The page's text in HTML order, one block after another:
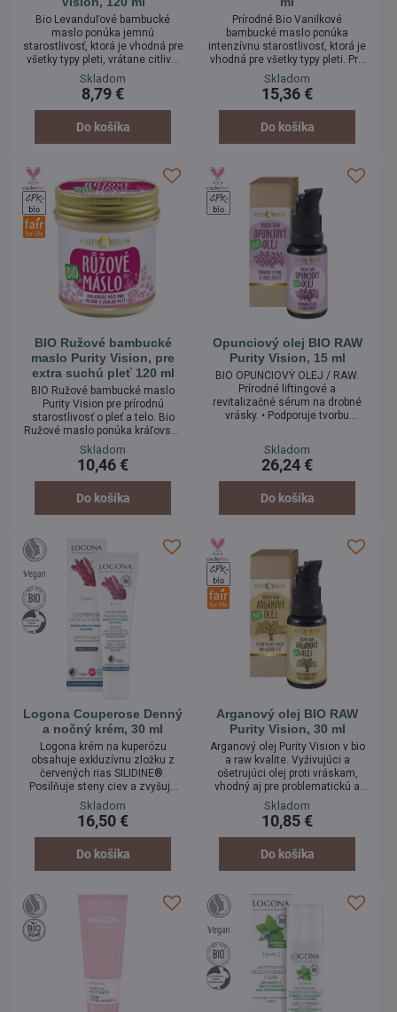
Bio Levanduľové bambucké
maslo ponúka jemnú
starostlivosť, ktorá je vhodná pre
všetky typy pleti, vrátane citlivej
pokožky a pokožky bábätiek.
Pomáha upokojiť podráždenie,
hodí sa tak aj pre problematickú
pokožku. Obľúbite si ho najmä
pre jeho upokojujúcu vôňu a
Skladom
8,79 €
Do košíka
Prírodné Bio Vanilkové
bambucké maslo ponúka
intenzívnu starostlivosť, ktorá je
vhodná pre všetky typy pleti. Pre
svoje ošetrujúce vlastnosti si ho
obľúbi najmä suchá a zrelá pleť.
Je vynikajúce ako ošetrujúce
telové maslo, ochranný krém
alebo zjemňujúci balzam na
Skladom
15,36 €
Do košíka
BIO Ružové bambucké
maslo Purity Vision, pre
extra suchú pleť 120 ml
BIO Ružové bambucké maslo
Purity Vision pre prírodnú
starostlivosť o pleť a telo. Bio
Ružové maslo ponúka kráľovskú
starostlivosť, ktorá je určená pre
všetky typy pleti. Je výborným
pomocníkom v starostlivosti
najmä o suchú a zrelú pokožku,
ktorú zanecháva vyživenú a
Skladom
10,46 €
Do košíka
Opunciový olej BIO RAW
Purity Vision, 15 ml
BIO OPUNCIOVÝ OLEJ / RAW.
Prírodné liftingové a
revitalizačné sérum na drobné
vrásky. • Podporuje tvorbu
skvelé omladzujúce účinky,
vyhladzuje drobné vrásky okolo
očí a úst.
Skladom
26,24 €
Do košíka
Logona Couperose Denný
a nočný krém, 30 ml
Logona krém na kuperózu
obsahuje exkluzívnu zložku z
červených rias SILIDINE®.
Posilňuje steny ciev a zvyšuje
ich pružnosť. Krém podporuje
regeneráciu buniek, upokojuje a
zmierňuje sčervenanie.
Neobsahuje žiaden alkohol ani
parfum! Skvelé na posilnenie
Skladom
16,50 €
Do košíka
Arganový olej BIO RAW
Purity Vision, 30 ml
Arganový olej Purity Vision v bio
a raw kvalite. Vyživujúci a
ošetrujúci olej proti vráskam,
vhodný aj pre problematickú a
veľmi citlivú pleť. Pre všetky typy
pleti, na vlasy, na nechty, do
domácich mastí a krémov.
Skvele sa hodí ako ošetrujúci
nočný a denný olej alebo ako
Vhodný PRE VŠETKY TYPY PLETI.
Skladom
10,85 €
Do košíka